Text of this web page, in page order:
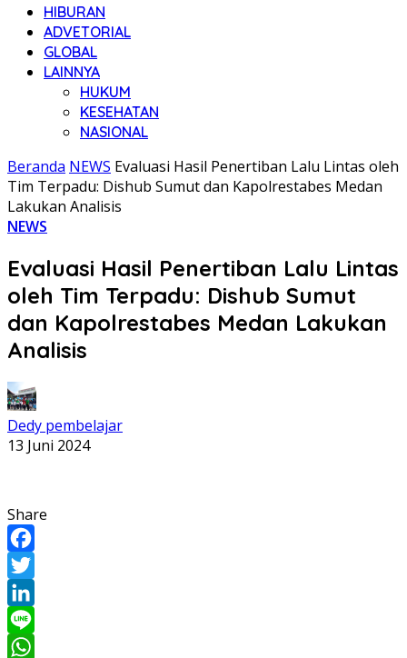
HIBURAN
ADVETORIAL
GLOBAL
LAINNYA
HUKUM
KESEHATAN
NASIONAL
Beranda NEWS Evaluasi Hasil Penertiban Lalu Lintas oleh
Tim Terpadu: Dishub Sumut dan Kapolrestabes Medan
Lakukan Analisis
NEWS
Evaluasi Hasil Penertiban Lalu Lintas
oleh Tim Terpadu: Dishub Sumut
dan Kapolrestabes Medan Lakukan
Analisis
Dedy pembelajar
13 Juni 2024
Share
Facebook
Twitter
LinkedIn
Line